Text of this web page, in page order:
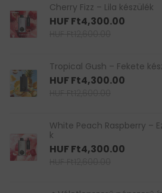
Cherry Fizz – Lila készülék
HUF Ft4,300.00
Tropical Gush – Fekete
HUF Ft4,300.00
White Peach Raspberry –
k
HUF Ft4,300.00